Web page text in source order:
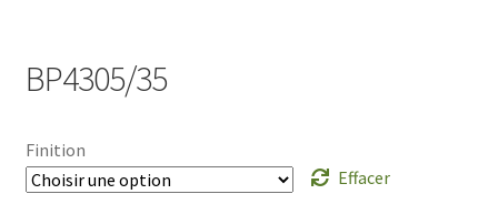
BP4305/35
Finition
Effacer